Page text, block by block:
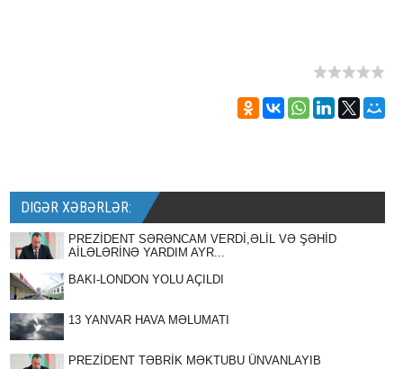
DIGƏR XƏBƏRLƏR:
PREZİDENT SƏRƏNCAM VERDİ,ƏLİL VƏ ŞƏHİD
AİLƏLƏRİNƏ YARDIM AYR...
BAKI-LONDON YOLU AÇILDI
13 YANVAR HAVA MƏLUMATI
PREZİDENT TƏBRİK MƏKTUBU ÜNVANLAYIB